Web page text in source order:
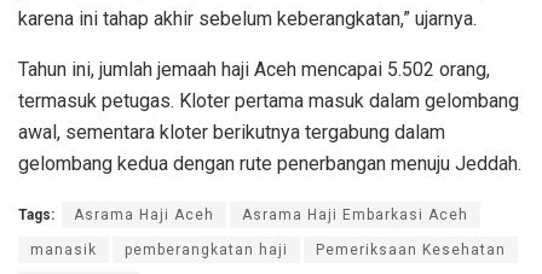
karena ini tahap akhir sebelum keberangkatan,” ujarnya.
Tahun ini, jumlah jemaah haji Aceh mencapai 5.502 orang,
termasuk petugas. Kloter pertama masuk dalam gelombang
awal, sementara kloter berikutnya tergabung dalam
gelombang kedua dengan rute penerbangan menuju Jeddah.
Tags: Asrama Haji Aceh Asrama Haji Embarkasi Aceh
manasik pemberangkatan haji Pemeriksaan Kesehatan